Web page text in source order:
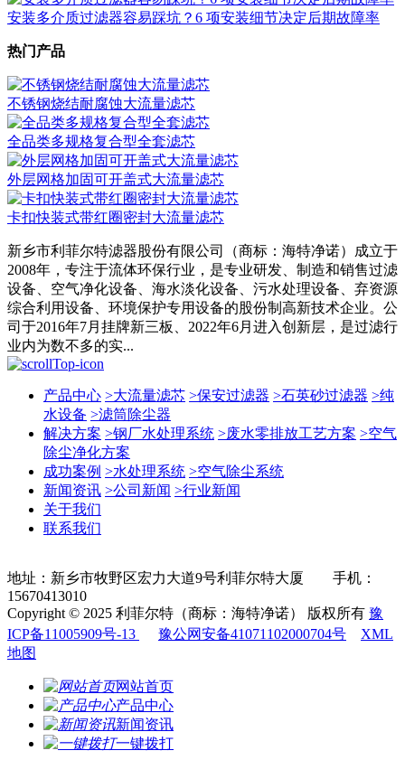
安装多介质过滤器容易踩坑？6 项安装细节决定后期故障率
热门产品
不锈钢烧结耐腐蚀大流量滤芯
全品类多规格复合型全套滤芯
外层网格加固可开盖式大流量滤芯
卡扣快装式带红圈密封大流量滤芯
新乡市利菲尔特滤器股份有限公司（商标：海特净诺）成立于
2008年，专注于流体环保行业，是专业研发、制造和销售过滤
设备、空气净化设备、海水淡化设备、污水处理设备、弃资源
综合利用设备、环境保护专用设备的股份制高新技术企业。公
司于2016年7月挂牌新三板、2022年6月进入创新层，是过滤行
业内为数不多的实...
产品中心 >大流量滤芯 >保安过滤器 >石英砂过滤器 >纯
水设备 >滤筒除尘器
解决方案 >钢厂水处理系统 >废水零排放工艺方案 >空气
除尘净化方案
成功案例 >水处理系统 >空气除尘系统
新闻资讯 >公司新闻 >行业新闻
关于我们
联系我们
地址：新乡市牧野区宏力大道9号利菲尔特大厦 手机：
15670413010
Copyright © 2025 利菲尔特（商标：海特净诺） 版权所有 豫
ICP备11005909号-13
豫公网安备41071102000704号
XML
地图
网站首页
产品中心
新闻资讯
一键拨打